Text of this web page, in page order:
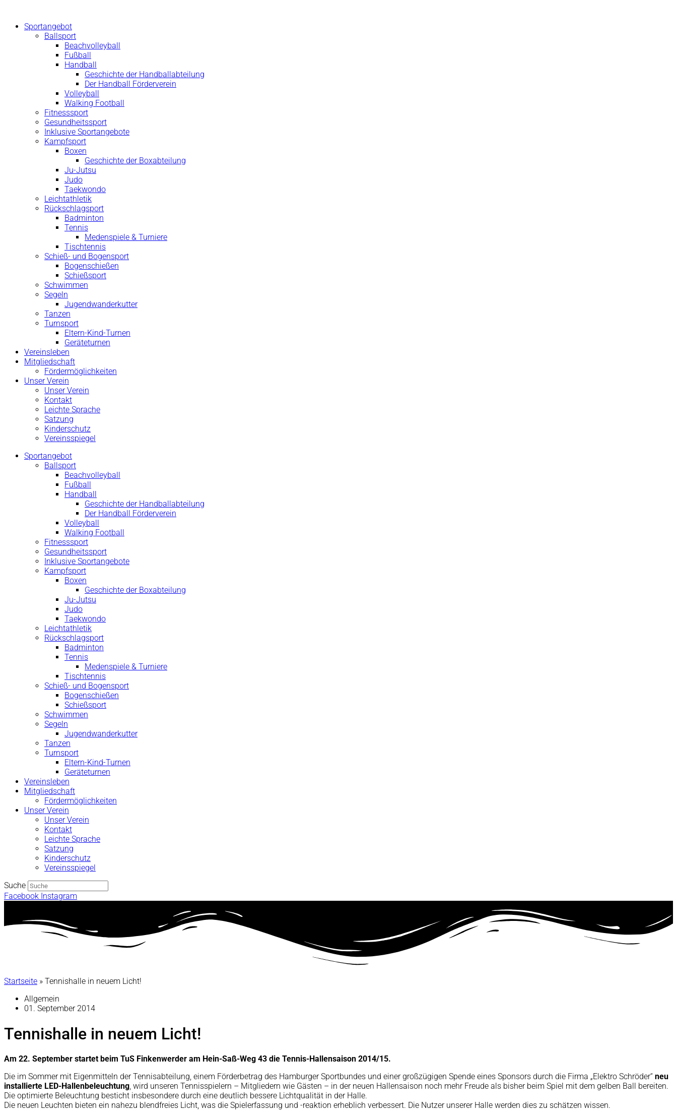
springenSportangebot
Ballsport
Beachvolleyball
Fußball
Handball
Geschichte der Handballabteilung
Der Handball Förderverein
Volleyball
Walking Football
Fitnesssport
Gesundheitssport
Inklusive Sportangebote
Kampfsport
Boxen
Geschichte der Boxabteilung
Ju-Jutsu
Judo
Taekwondo
Leichtathletik
Rückschlagsport
Badminton
Tennis
Medenspiele & Turniere
Tischtennis
Schieß- und Bogensport
Bogenschießen
Schießsport
Schwimmen
Segeln
Jugendwanderkutter
Tanzen
Turnsport
Eltern-Kind-Turnen
Geräteturnen
Vereinsleben
Mitgliedschaft
Fördermöglichkeiten
Unser Verein
Unser Verein
Kontakt
Leichte Sprache
Satzung
Kinderschutz
Vereinsspiegel
Sportangebot
Ballsport
Beachvolleyball
Fußball
Handball
Geschichte der Handballabteilung
Der Handball Förderverein
Volleyball
Walking Football
Fitnesssport
Gesundheitssport
Inklusive Sportangebote
Kampfsport
Boxen
Geschichte der Boxabteilung
Ju-Jutsu
Judo
Taekwondo
Leichtathletik
Rückschlagsport
Badminton
Tennis
Medenspiele & Turniere
Tischtennis
Schieß- und Bogensport
Bogenschießen
Schießsport
Schwimmen
Segeln
Jugendwanderkutter
Tanzen
Turnsport
Eltern-Kind-Turnen
Geräteturnen
Vereinsleben
Mitgliedschaft
Fördermöglichkeiten
Unser Verein
Unser Verein
Kontakt
Leichte Sprache
Satzung
Kinderschutz
Vereinsspiegel
Suche
Facebook Instagram
Startseite » Tennishalle in neuem Licht!
Allgemein
01. September 2014
Tennishalle in neuem Licht!
Am 22. September startet beim TuS Finkenwerder am Hein-Saß-Weg 43 die Tennis-Hallensaison 2014/15.
Die im Sommer mit Eigenmitteln der Tennisabteilung, einem Förderbetrag des Hamburger Sportbundes und einer großzügigen Spende eines Sponsors durch die Firma „Elektro Schröder“ neu
installierte LED-Hallenbeleuchtung, wird unseren Tennisspielern – Mitgliedern wie Gästen – in der neuen Hallensaison noch mehr Freude als bisher beim Spiel mit dem gelben Ball bereiten.
Die optimierte Beleuchtung besticht insbesondere durch eine deutlich bessere Lichtqualität in der Halle.
Die neuen Leuchten bieten ein nahezu blendfreies Licht, was die Spielerfassung und -reaktion erheblich verbessert. Die Nutzer unserer Halle werden dies zu schätzen wissen.